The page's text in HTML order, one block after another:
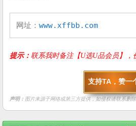
网址：www.xffbb.com
提示：联系我时备注【U选U品会员】，
支持TA，赞一
声明： 图片来源于网络或第三方提供，如侵权请联系删除